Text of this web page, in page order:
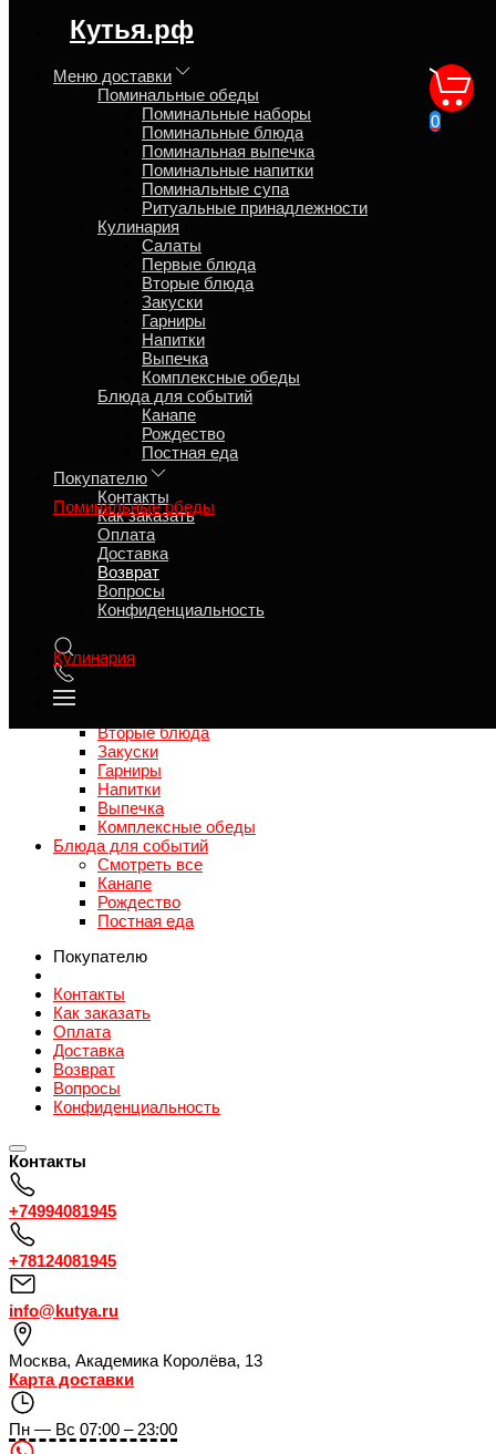
регион доставки:
Московская область
Кутья.рф
Меню доставки
Поминальные обеды
Поминальные наборы
Поминальные блюда
Поминальная выпечка
Поминальные напитки
Поминальные супа
Ритуальные принадлежности
Кулинария
Салаты
Первые блюда
Вторые блюда
Закуски
Гарниры
Напитки
Выпечка
Комплексные обеды
Блюда для событий
Канапе
Рождество
Постная еда
Покупателю
Контакты
Как заказать
Оплата
Доставка
Возврат
Вопросы
Конфиденциальность
0
Возврат
Предоплата (задаток) возвращается только при обращении
минимум за сутки и с учётом издержек. Претензии по
возврату денег за непригодные блюда принимаются в течение
2 часов после поставки. Если блюда хранились неправильно
(должны быть употреблены в течение 2 часов или убраны в
холодильник максимум на 24 часа при температуре +5 °C),
претензии не принимаются. Деньги возвращаются тем же
способом, каким была произведена оплата, или по
договорённости. Если в оплате участвовали третьи лица, их
вознаграждение оплачивает покупатель.
Благодарим за внимание к этой важной информации. Мы
стремимся сделать всё, чтобы вы остались довольны.
Меню доставки
Поминальные обеды
Смотреть все
Поминальные наборы
Поминальные блюда
Поминальная выпечка
Поминальные напитки
Поминальные супа
Кулинария
Вторые блюда
Закуски
Гарниры
Напитки
Выпечка
Комплексные обеды
Блюда для событий
Смотреть все
Канапе
Рождество
Постная еда
Покупателю
Контакты
Как заказать
Оплата
Доставка
Возврат
Вопросы
Конфиденциальность
Контакты
+74994081945
+78124081945
info@kutya.ru
Москва, Академика Королёва, 13
Карта доставки
Пн — Вс 07:00 – 23:00